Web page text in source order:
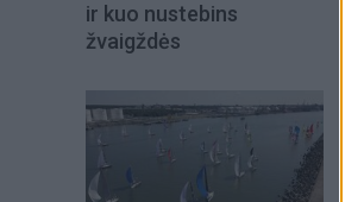
ir kuo nustebins
žvaigždės